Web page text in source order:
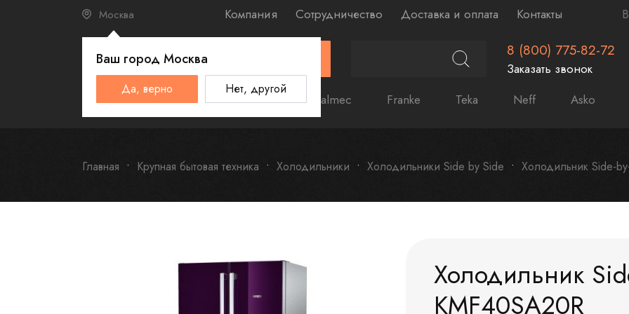
Москва
Ваш город Москва
Да, верно Нет, другой
Компания Сотрудничество Доставка и оплата Контакты
8 (800) 775-82-72
Заказать звонок
Schulthess Smeg Omoikiri Falmec Franke Teka Neff Asko
Главная Крупная бытовая техника Холодильники Холодильники Side by Side Холодильник Side-
Холодильник
KMF40SA20R